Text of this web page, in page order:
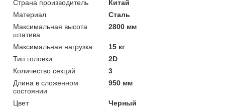
Страна производитель
Китай
Материал
Сталь
Максимальная высота
штатива
2800 мм
Максимальная нагрузка
15 кг
Тип головки
2D
Количество секций
3
Длина в сложенном
состоянии
950 мм
Цвет
Черный